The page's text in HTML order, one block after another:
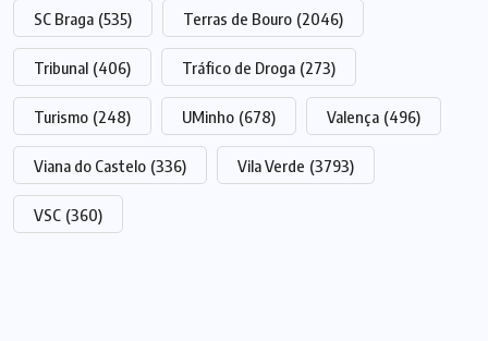
SC Braga (535) Terras de Bouro (2046)
Tribunal (406) Tráfico de Droga (273)
Turismo (248) UMinho (678) Valença (496)
Viana do Castelo (336) Vila Verde (3793)
VSC (360)